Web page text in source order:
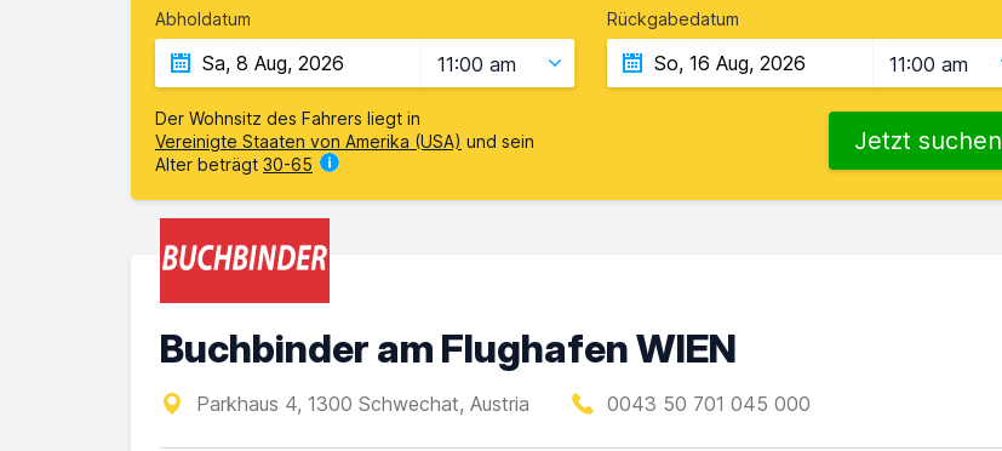
Abholdatum
11:00 am
Rückgabedatum
11:00 am
Der Wohnsitz des Fahrers liegt in
Vereinigte Staaten von Amerika (USA) und sein
Alter beträgt 30-65
Jetzt suchen
Buchbinder am Flughafen WIEN
Parkhaus 4, 1300 Schwechat, Austria 0043 50 701 045 000